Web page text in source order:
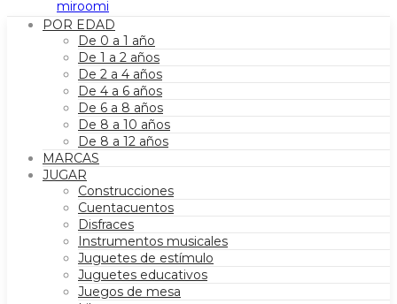
POR EDAD
De 0 a 1 año
De 1 a 2 años
De 2 a 4 años
De 4 a 6 años
De 6 a 8 años
De 8 a 10 años
De 8 a 12 años
MARCAS
JUGAR
Construcciones
Cuentacuentos
Disfraces
Instrumentos musicales
Juguetes de estímulo
Juguetes educativos
Juegos de mesa